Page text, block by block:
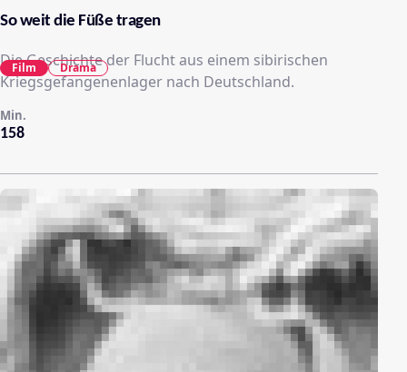
So weit die Füße tragen
Die Geschichte der Flucht aus einem sibirischen
Kriegsgefangenenlager nach Deutschland.
158
Min.
Film Drama